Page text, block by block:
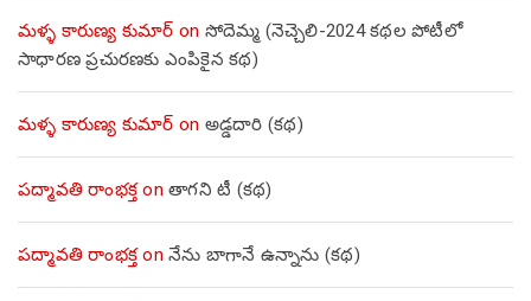
మళ్ళ కారుణ్య కుమార్ on సోదెమ్మ (నెచ్చెలి-2024 కథల పోటీలో
సాధారణ ప్రచురణకు ఎంపికైన కథ)
మళ్ళ కారుణ్య కుమార్ on అడ్డదారి (కథ)
పద్మావతి రాంభక్తon తాగని టీ (కథ)
పద్మావతి రాంభక్తon నేను బాగానే ఉన్నాను (క‌థ‌)